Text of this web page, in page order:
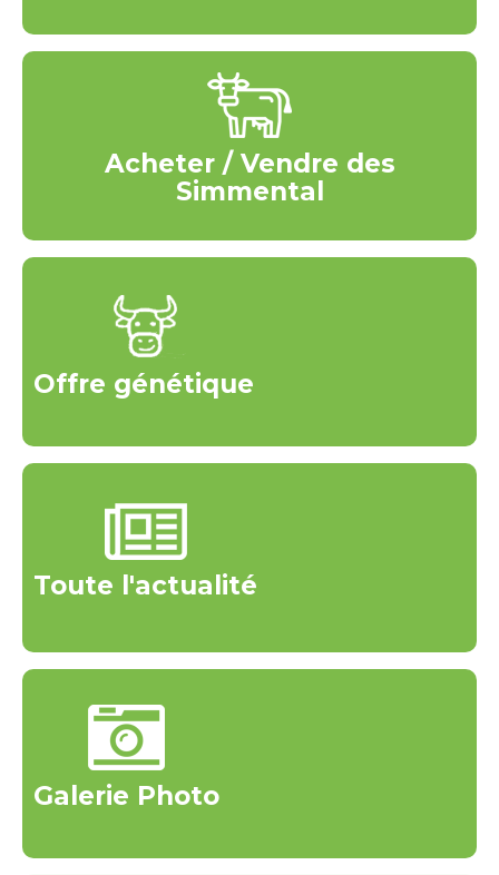
Acheter / Vendre des
Simmental
Offre génétique
Toute l'actualité
Galerie Photo